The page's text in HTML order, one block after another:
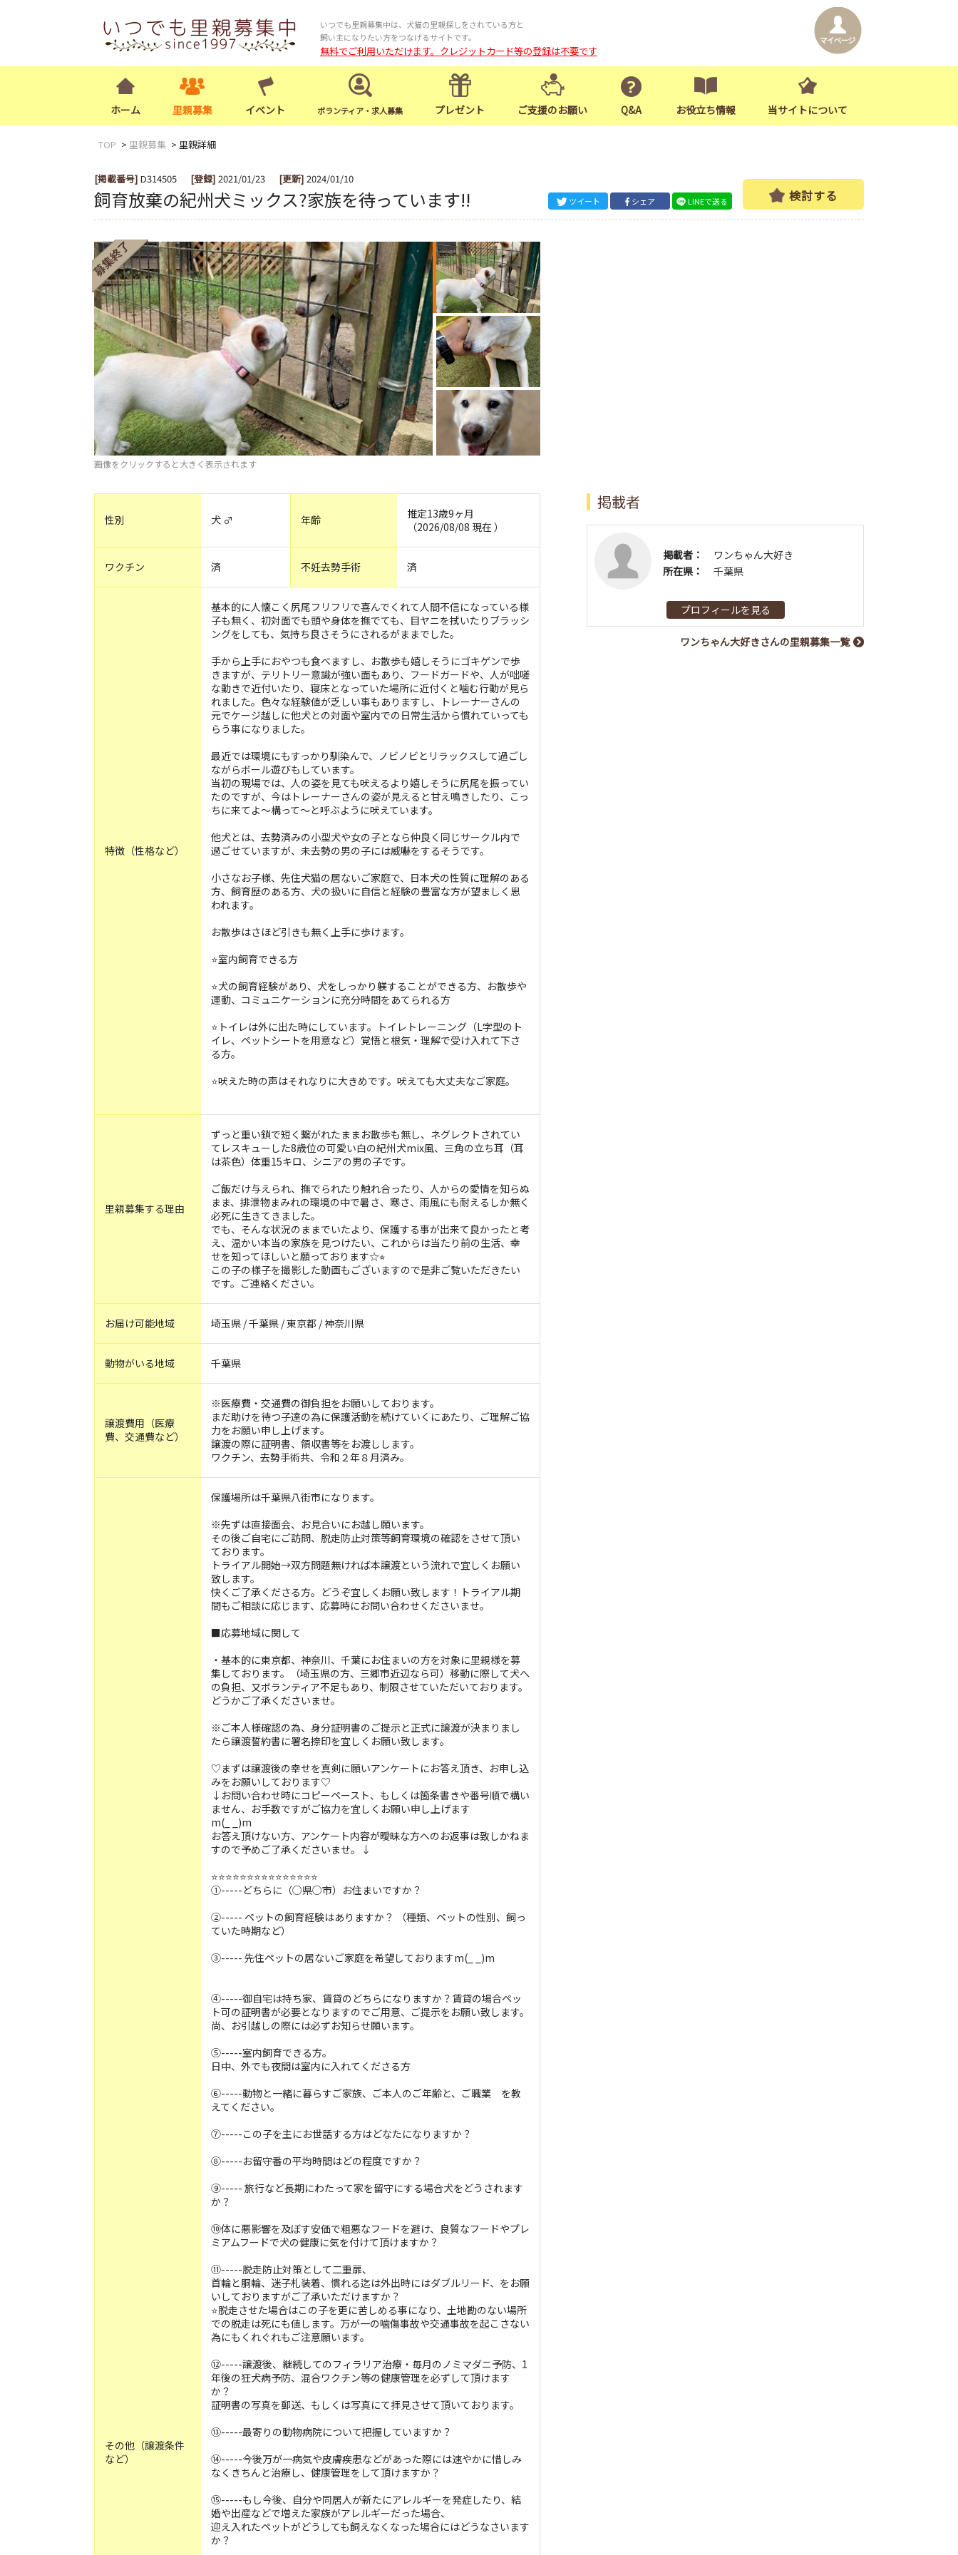
いつでも里親募集中は、犬猫の里親探しをされている方と
飼い主になりたい方をつなげるサイトです。
無料でご利用いただけます。クレジットカード等の登録は不要です
ホーム 里親募集 イベント ボランティア・求人募集 プレゼント ご支援のお願い Q&A お役立ち情報 当サイトについて
TOP 里親募集 里親詳細
[掲載番号] D314505 [登録] 2021/01/23 [更新] 2024/01/10
飼育放棄の紀州犬ミックス?️家族を待っています‼️ ツイート シェア LINEで送る 検討する
画像をクリックすると大きく表示されます
性別 犬 ♂ 年齢
推定13歳9ヶ月
（2026/08/08 現在 ）
ワクチン 済 不妊去勢手術 済
特徴（性格など）
基本的に人懐こく尻尾フリフリで喜んでくれて人間不信になっている様
子も無く、初対面でも頭や身体を撫でても、目ヤニを拭いたりブラッシ
ングをしても、気持ち良さそうにされるがままでした。
手から上手におやつも食べますし、お散歩も嬉しそうにゴキゲンで歩
きますが、テリトリー意識が強い面もあり、フードガードや、人が咄嗟
な動きで近付いたり、寝床となっていた場所に近付くと噛む行動が見ら
れました。色々な経験値が乏しい事もありますし、トレーナーさんの
元でケージ越しに他犬との対面や室内での日常生活から慣れていっても
らう事になりました。
最近では環境にもすっかり馴染んで、ノビノビとリラックスして過ごし
ながらボール遊びもしています。
当初の現場では、人の姿を見ても吠えるより嬉しそうに尻尾を振ってい
たのですが、今はトレーナーさんの姿が見えると甘え鳴きしたり、こっ
ちに来てよ〜構って〜と呼ぶように吠えています。
他犬とは、去勢済みの小型犬や女の子となら仲良く同じサークル内で
過ごせていますが、未去勢の男の子には威嚇をするそうです。
小さなお子様、先住犬猫の居ないご家庭で、日本犬の性質に理解のある
方、飼育歴のある方、犬の扱いに自信と経験の豊富な方が望ましく思
われます。
お散歩はさほど引きも無く上手に歩けます。
⭐️室内飼育できる方
⭐️犬の飼育経験があり、犬をしっかり躾することができる方、お散歩や
運動、コミュニケーションに充分時間をあてられる方
⭐️トイレは外に出た時にしています。トイレトレーニング（L字型のト
イレ、ペットシートを用意など）覚悟と根気・理解で受け入れて下さ
る方。
⭐️吠えた時の声はそれなりに大きめです。吠えても大丈夫なご家庭。
里親募集する理由
ずっと重い鎖で短く繋がれたままお散歩も無し、ネグレクトされてい
てレスキューした8歳位の可愛い白の紀州犬mix風、三角の立ち耳（耳
は茶色）体重15キロ、シニアの男の子です。
ご飯だけ与えられ、撫でられたり触れ合ったり、人からの愛情を知らぬ
まま、排泄物まみれの環境の中で暑さ、寒さ、雨風にも耐えるしか無く
必死に生きてきました。
でも、そんな状況のままでいたより、保護する事が出来て良かったと考
え、温かい本当の家族を見つけたい、これからは当たり前の生活、幸
せを知ってほしいと願っております☆⭐︎
この子の様子を撮影した動画もございますので是非ご覧いただきたい
です。ご連絡ください。
お届け可能地域 埼玉県 / 千葉県 / 東京都 / 神奈川県
動物がいる地域 千葉県
譲渡費用（医療
費、交通費など）
※医療費・交通費の御負担をお願いしております。
まだ助けを待つ子達の為に保護活動を続けていくにあたり、ご理解ご協
力をお願い申し上げます。
譲渡の際に証明書、領収書等をお渡しします。
ワクチン、去勢手術共、令和２年８月済み。
その他（譲渡条件
など）
保護場所は千葉県八街市になります。
※先ずは直接面会、お見合いにお越し願います。
その後ご自宅にご訪問、脱走防止対策等飼育環境の確認をさせて頂い
ております。
トライアル開始→双方問題無ければ本譲渡という流れで宜しくお願い
致します。
快くご了承くださる方。どうぞ宜しくお願い致します！トライアル期
間もご相談に応じます、応募時にお問い合わせくださいませ。
■応募地域に関して
・基本的に東京都、神奈川、千葉にお住まいの方を対象に里親様を募
集しております。（埼玉県の方、三郷市近辺なら可）移動に際して犬へ
の負担、又ボランティア不足もあり、制限させていただいております。
どうかご了承くださいませ。
※ご本人様確認の為、身分証明書のご提示と正式に譲渡が決まりまし
たら譲渡誓約書に署名捺印を宜しくお願い致します。
♡まずは譲渡後の幸せを真剣に願いアンケートにお答え頂き、お申し込
みをお願いしております♡
↓お問い合わせ時にコピーペースト、もしくは箇条書きや番号順で構い
ません、お手数ですがご協力を宜しくお願い申し上げます
m(_ _)m
お答え頂けない方、アンケート内容が曖昧な方へのお返事は致しかねま
すので予めご了承くださいませ。↓
⭐️⭐️⭐️⭐️⭐️⭐️⭐️⭐️⭐️⭐️⭐️⭐️⭐️⭐️⭐️
①-----どちらに（○県○市）お住まいですか？
②----- ペットの飼育経験はありますか？ （種類、ペットの性別、飼っ
ていた時期など）
③----- 先住ペットの居ないご家庭を希望しておりますm(_ _)m
④-----御自宅は持ち家、賃貸のどちらになりますか？賃貸の場合ペッ
ト可の証明書が必要となりますのでご用意、ご提示をお願い致します。
尚、お引越しの際には必ずお知らせ願います。
⑤-----室内飼育できる方。
日中、外でも夜間は室内に入れてくださる方
⑥-----動物と一緒に暮らすご家族、ご本人のご年齢と、ご職業 を教
えてください。
⑦-----この子を主にお世話する方はどなたになりますか？
⑧-----お留守番の平均時間はどの程度ですか？
⑨----- 旅行など長期にわたって家を留守にする場合犬をどうされます
か？
⑩体に悪影響を及ぼす安価で粗悪なフードを避け、良質なフードやプレ
ミアムフードで犬の健康に気を付けて頂けますか？
⑪-----脱走防止対策として二重扉、
首輪と胴輪、迷子札装着、慣れる迄は外出時にはダブルリード、をお願
いしておりますがご了承いただけますか？
⭐️脱走させた場合はこの子を更に苦しめる事になり、土地勘のない場所
での脱走は死にも値します。万が一の噛傷事故や交通事故を起こさない
為にもくれぐれもご注意願います。
⑫-----譲渡後、継続してのフィラリア治療・毎月のノミマダニ予防、1
年後の狂犬病予防、混合ワクチン等の健康管理を必ずして頂けます
か？
証明書の写真を郵送、もしくは写真にて拝見させて頂いております。
⑬-----最寄りの動物病院について把握していますか？
⑭-----今後万が一病気や皮膚疾患などがあった際には速やかに惜しみ
なくきちんと治療し、健康管理をして頂けますか？
⑮-----もし今後、自分や同居人が新たにアレルギーを発症したり、結
婚や出産などで増えた家族がアレルギーだった場合、
迎え入れたペットがどうしても飼えなくなった場合にはどうなさいます
か？
掲載者
掲載者：
ワンちゃん大好き
所在県：
千葉県
プロフィールを見る
ワンちゃん大好きさんの里親募集一覧